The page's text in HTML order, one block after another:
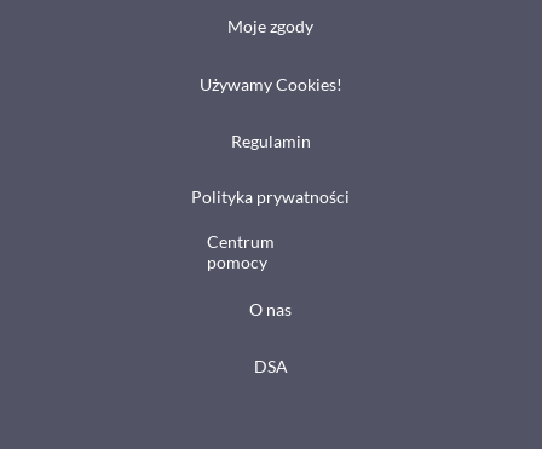
Moje zgody
Używamy Cookies!
Regulamin
Polityka prywatności
Centrum
pomocy
O nas
DSA